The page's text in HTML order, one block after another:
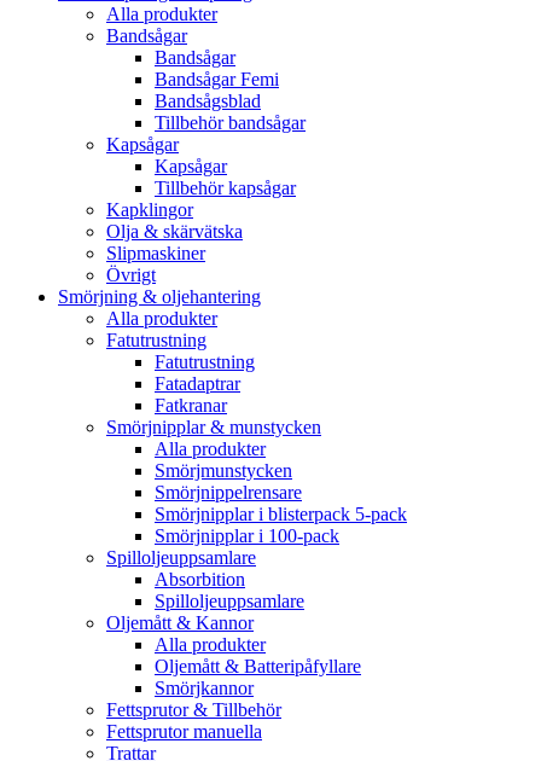
Alla produkter
Bandsågar
Bandsågar
Bandsågar Femi
Bandsågsblad
Tillbehör bandsågar
Kapsågar
Kapsågar
Tillbehör kapsågar
Kapklingor
Olja & skärvätska
Slipmaskiner
Övrigt
Smörjning & oljehantering
Alla produkter
Fatutrustning
Fatutrustning
Fatadaptrar
Fatkranar
Smörjnipplar & munstycken
Alla produkter
Smörjmunstycken
Smörjnippelrensare
Smörjnipplar i blisterpack 5-pack
Smörjnipplar i 100-pack
Spilloljeuppsamlare
Absorbition
Spilloljeuppsamlare
Oljemått & Kannor
Alla produkter
Oljemått & Batteripåfyllare
Smörjkannor
Fettsprutor & Tillbehör
Fettsprutor manuella
Trattar